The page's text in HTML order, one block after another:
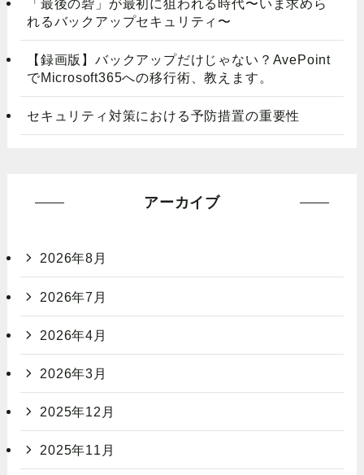
「最後の砦」が最初に狙われる時代〜いま求めら
れるバックアップセキュリティ〜
【録画版】バックアップだけじゃない？AvePoint
でMicrosoft365への移行術、教えます。
セキュリティ対策における予防措置の重要性
アーカイブ
2026年8月
2026年7月
2026年4月
2026年3月
2025年12月
2025年11月